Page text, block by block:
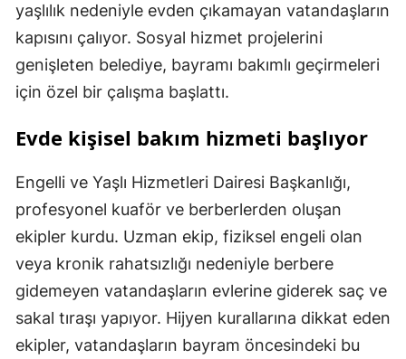
yaşlılık nedeniyle evden çıkamayan vatandaşların
kapısını çalıyor. Sosyal hizmet projelerini
genişleten belediye, bayramı bakımlı geçirmeleri
için özel bir çalışma başlattı.
Evde kişisel bakım hizmeti başlıyor
Engelli ve Yaşlı Hizmetleri Dairesi Başkanlığı,
profesyonel kuaför ve berberlerden oluşan
ekipler kurdu. Uzman ekip, fiziksel engeli olan
veya kronik rahatsızlığı nedeniyle berbere
gidemeyen vatandaşların evlerine giderek saç ve
sakal tıraşı yapıyor. Hijyen kurallarına dikkat eden
ekipler, vatandaşların bayram öncesindeki bu